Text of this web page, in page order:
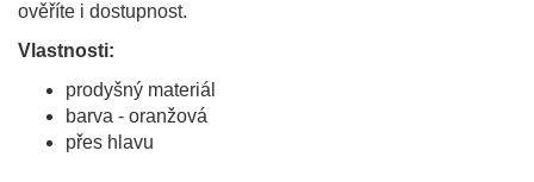
ověříte i dostupnost.
Vlastnosti:
prodyšný materiál
barva - oranžová
přes hlavu